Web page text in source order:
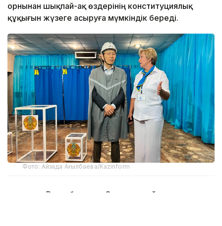
орнынан шықпай-ақ өздерінің конституциялық
құқығын жүзеге асыруға мүмкіндік береді.
Фото: Айзада Ағылбаева/Kazinform
Қазақстан Республикасы Орталық сайлау